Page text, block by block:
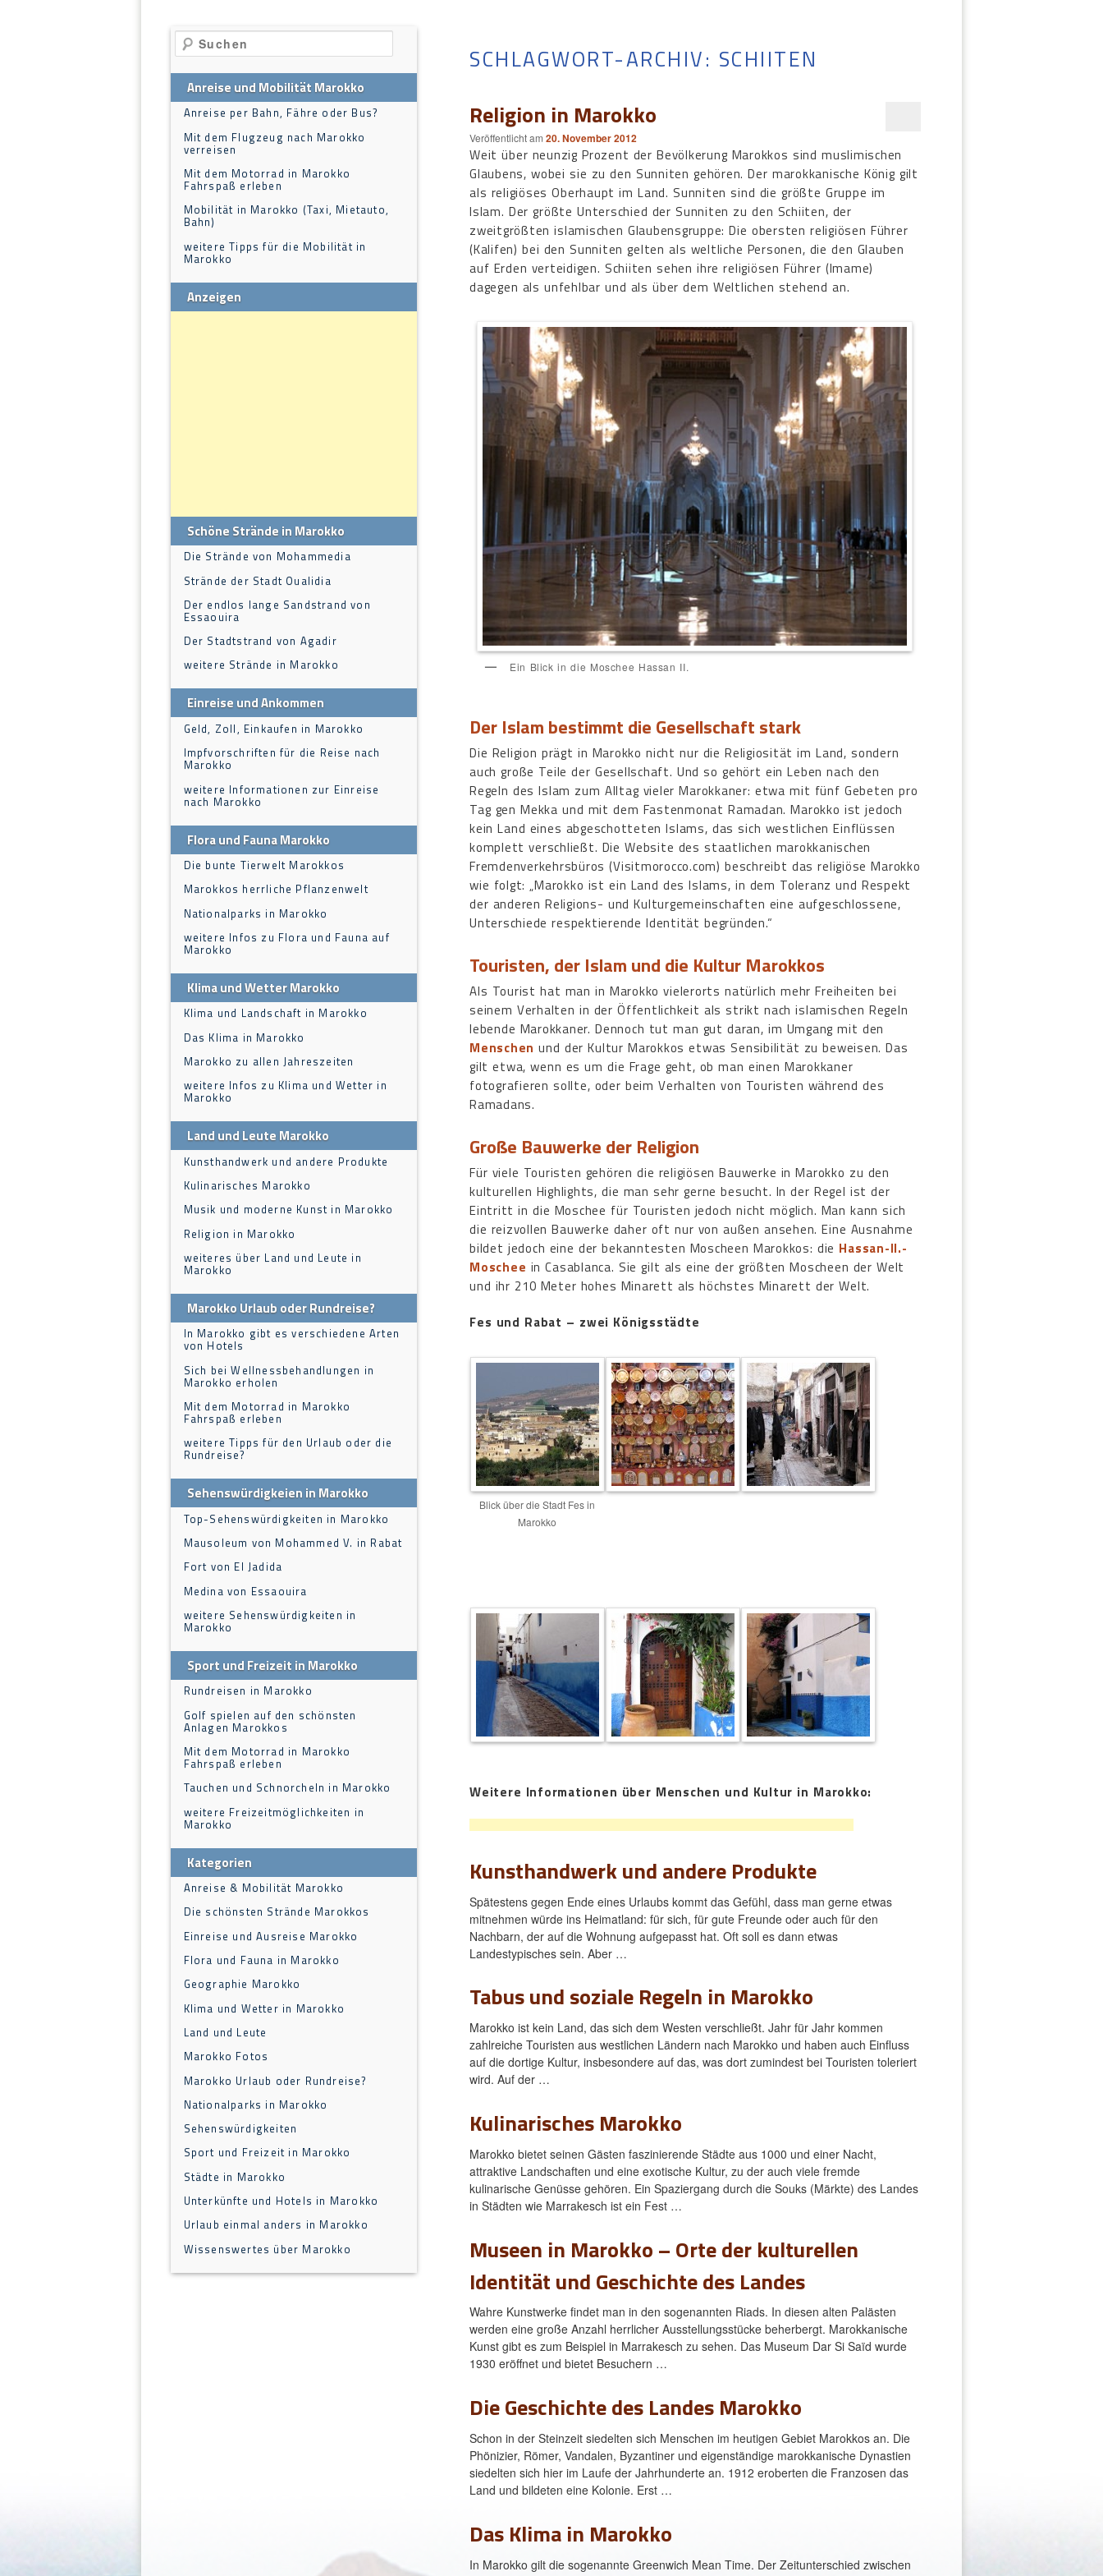
SCHLAGWORT-ARCHIV: SCHIITEN
Religion in Marokko
Veröffentlicht am 20. November 2012
Weit über neunzig Prozent der Bevölkerung Marokkos sind muslimischen
Glaubens, wobei sie zu den Sunniten gehören. Der marokkanische König gilt
als religiöses Oberhaupt im Land. Sunniten sind die größte Gruppe im
Islam. Der größte Unterschied der Sunniten zu den Schiiten, der
zweitgrößten islamischen Glaubensgruppe: Die obersten religiösen Führer
(Kalifen) bei den Sunniten gelten als weltliche Personen, die den Glauben
auf Erden verteidigen. Schiiten sehen ihre religiösen Führer (Imame)
dagegen als unfehlbar und als über dem Weltlichen stehend an.
Ein Blick in die Moschee Hassan II.
Der Islam bestimmt die Gesellschaft stark
Die Religion prägt in Marokko nicht nur die Religiosität im Land, sondern
auch große Teile der Gesellschaft. Und so gehört ein Leben nach den
Regeln des Islam zum Alltag vieler Marokkaner: etwa mit fünf Gebeten pro
Tag gen Mekka und mit dem Fastenmonat Ramadan. Marokko ist jedoch
kein Land eines abgeschotteten Islams, das sich westlichen Einflüssen
komplett verschließt. Die Website des staatlichen marokkanischen
Fremdenverkehrsbüros (Visitmorocco.com) beschreibt das religiöse Marokko
wie folgt: „Marokko ist ein Land des Islams, in dem Toleranz und Respekt
der anderen Religions- und Kulturgemeinschaften eine aufgeschlossene,
Unterschiede respektierende Identität begründen.“
Touristen, der Islam und die Kultur Marokkos
Als Tourist hat man in Marokko vielerorts natürlich mehr Freiheiten bei
seinem Verhalten in der Öffentlichkeit als strikt nach islamischen Regeln
lebende Marokkaner. Dennoch tut man gut daran, im Umgang mit den
Menschen und der Kultur Marokkos etwas Sensibilität zu beweisen. Das
gilt etwa, wenn es um die Frage geht, ob man einen Marokkaner
fotografieren sollte, oder beim Verhalten von Touristen während des
Ramadans.
Große Bauwerke der Religion
Für viele Touristen gehören die religiösen Bauwerke in Marokko zu den
kulturellen Highlights, die man sehr gerne besucht. In der Regel ist der
Eintritt in die Moschee für Touristen jedoch nicht möglich. Man kann sich
die reizvollen Bauwerke daher oft nur von außen ansehen. Eine Ausnahme
bildet jedoch eine der bekanntesten Moscheen Marokkos: die Hassan-II.-
Moschee in Casablanca. Sie gilt als eine der größten Moscheen der Welt
und ihr 210 Meter hohes Minarett als höchstes Minarett der Welt.
Fes und Rabat – zwei Königsstädte
Blick über die Stadt Fes in
Marokko
Weitere Informationen über Menschen und Kultur in Marokko:
Kunsthandwerk und andere Produkte
Spätestens gegen Ende eines Urlaubs kommt das Gefühl, dass man gerne etwas
mitnehmen würde ins Heimatland: für sich, für gute Freunde oder auch für den
Nachbarn, der auf die Wohnung aufgepasst hat. Oft soll es dann etwas
Landestypisches sein. Aber …
Tabus und soziale Regeln in Marokko
Marokko ist kein Land, das sich dem Westen verschließt. Jahr für Jahr kommen
zahlreiche Touristen aus westlichen Ländern nach Marokko und haben auch Einfluss
auf die dortige Kultur, insbesondere auf das, was dort zumindest bei Touristen toleriert
wird. Auf der …
Kulinarisches Marokko
Marokko bietet seinen Gästen faszinierende Städte aus 1000 und einer Nacht,
attraktive Landschaften und eine exotische Kultur, zu der auch viele fremde
kulinarische Genüsse gehören. Ein Spaziergang durch die Souks (Märkte) des Landes
in Städten wie Marrakesch ist ein Fest …
Museen in Marokko – Orte der kulturellen
Identität und Geschichte des Landes
Wahre Kunstwerke findet man in den sogenannten Riads. In diesen alten Palästen
werden eine große Anzahl herrlicher Ausstellungsstücke beherbergt. Marokkanische
Kunst gibt es zum Beispiel in Marrakesch zu sehen. Das Museum Dar Si Saïd wurde
1930 eröffnet und bietet Besuchern …
Die Geschichte des Landes Marokko
Schon in der Steinzeit siedelten sich Menschen im heutigen Gebiet Marokkos an. Die
Phönizier, Römer, Vandalen, Byzantiner und eigenständige marokkanische Dynastien
siedelten sich hier im Laufe der Jahrhunderte an. 1912 eroberten die Franzosen das
Land und bildeten eine Kolonie. Erst …
Das Klima in Marokko
In Marokko gilt die sogenannte Greenwich Mean Time. Der Zeitunterschied zwischen
Suchen
Anreise und Mobilität Marokko
Anreise per Bahn, Fähre oder Bus?
Mit dem Flugzeug nach Marokko
verreisen
Mit dem Motorrad in Marokko
Fahrspaß erleben
Mobilität in Marokko (Taxi, Mietauto,
Bahn)
weitere Tipps für die Mobilität in
Marokko
Anzeigen
Schöne Strände in Marokko
Die Strände von Mohammedia
Strände der Stadt Oualidia
Der endlos lange Sandstrand von
Essaouira
Der Stadtstrand von Agadir
weitere Strände in Marokko
Einreise und Ankommen
Geld, Zoll, Einkaufen in Marokko
Impfvorschriften für die Reise nach
Marokko
weitere Informationen zur Einreise
nach Marokko
Flora und Fauna Marokko
Die bunte Tierwelt Marokkos
Marokkos herrliche Pflanzenwelt
Nationalparks in Marokko
weitere Infos zu Flora und Fauna auf
Marokko
Klima und Wetter Marokko
Klima und Landschaft in Marokko
Das Klima in Marokko
Marokko zu allen Jahreszeiten
weitere Infos zu Klima und Wetter in
Marokko
Land und Leute Marokko
Kunsthandwerk und andere Produkte
Kulinarisches Marokko
Musik und moderne Kunst in Marokko
Religion in Marokko
weiteres über Land und Leute in
Marokko
Marokko Urlaub oder Rundreise?
In Marokko gibt es verschiedene Arten
von Hotels
Sich bei Wellnessbehandlungen in
Marokko erholen
Mit dem Motorrad in Marokko
Fahrspaß erleben
weitere Tipps für den Urlaub oder die
Rundreise?
Sehenswürdigkeien in Marokko
Top-Sehenswürdigkeiten in Marokko
Mausoleum von Mohammed V. in Rabat
Fort von El Jadida
Medina von Essaouira
weitere Sehenswürdigkeiten in
Marokko
Sport und Freizeit in Marokko
Rundreisen in Marokko
Golf spielen auf den schönsten
Anlagen Marokkos
Mit dem Motorrad in Marokko
Fahrspaß erleben
Tauchen und Schnorcheln in Marokko
weitere Freizeitmöglichkeiten in
Marokko
Kategorien
Anreise & Mobilität Marokko
Die schönsten Strände Marokkos
Einreise und Ausreise Marokko
Flora und Fauna in Marokko
Geographie Marokko
Klima und Wetter in Marokko
Land und Leute
Marokko Fotos
Marokko Urlaub oder Rundreise?
Nationalparks in Marokko
Sehenswürdigkeiten
Sport und Freizeit in Marokko
Städte in Marokko
Unterkünfte und Hotels in Marokko
Urlaub einmal anders in Marokko
Wissenswertes über Marokko